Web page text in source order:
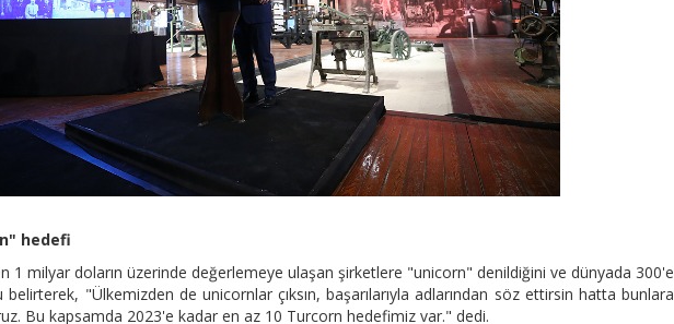
hedefi
1 milyar doların üzerinde değerlemeye ulaşan şirketlere "unicorn" denildiğini ve dünyada 300'e
belirterek, "Ülkemizden de unicornlar çıksın, başarılarıyla adlarından söz ettirsin hatta bunlara
Bu kapsamda 2023'e kadar en az 10 Turcorn hedefimiz var." dedi.